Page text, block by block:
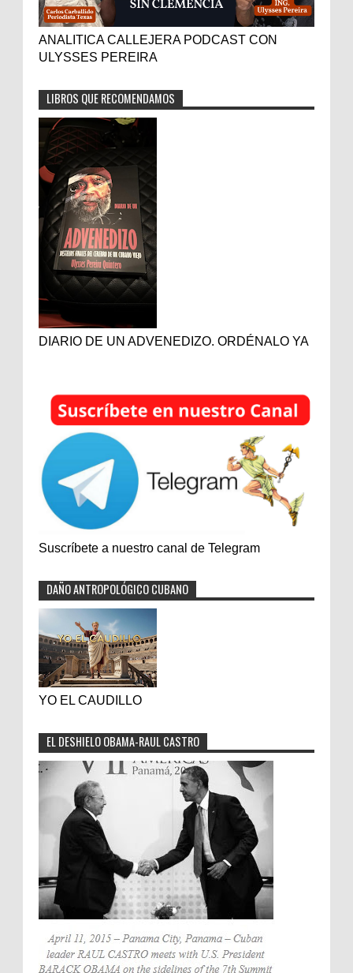
ANALITICA CALLEJERA PODCAST CON
ULYSSES PEREIRA
LIBROS QUE RECOMENDAMOS
DIARIO DE UN ADVENEDIZO. ORDÉNALO YA
Suscríbete a nuestro canal de Telegram
DAÑO ANTROPOLÓGICO CUBANO
YO EL CAUDILLO
EL DESHIELO OBAMA-RAUL CASTRO